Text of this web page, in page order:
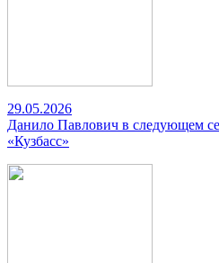
29.05.2026
Данило Павлович в следующем
«Кузбасс»